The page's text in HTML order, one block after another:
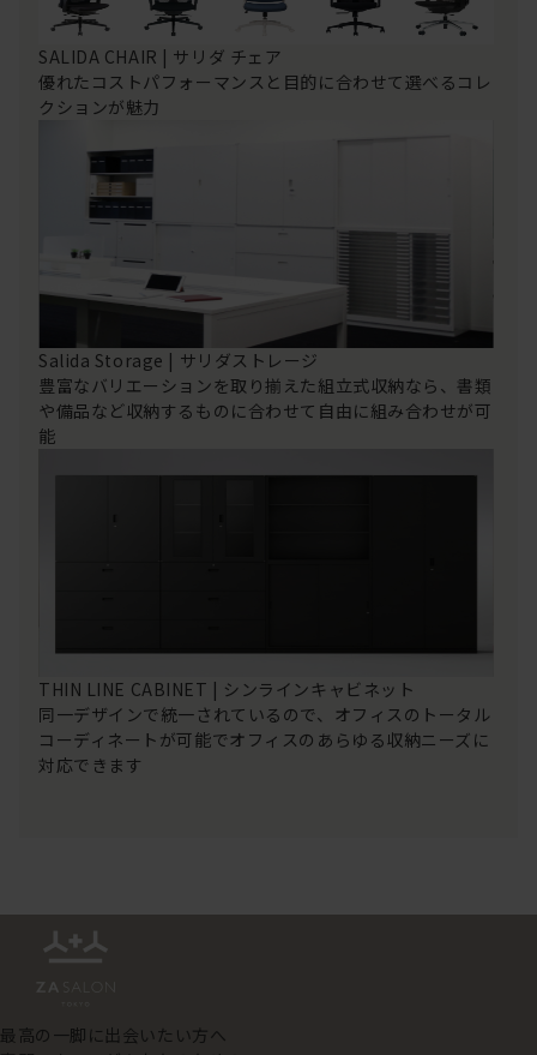
SALIDA CHAIR | サリダ チェア
優れたコストパフォーマンスと目的に合わせて選べるコレ
クションが魅力
Salida Storage | サリダストレージ
豊富なバリエーションを取り揃えた組立式収納なら、書類
や備品など収納するものに合わせて自由に組み合わせが可
能
THIN LINE CABINET | シンラインキャビネット
同一デザインで統一されているので、オフィスのトータル
コーディネートが可能でオフィスのあらゆる収納ニーズに
対応できます
最高の一脚に出会いたい方へ